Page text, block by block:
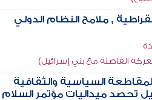
, ملامح النظام الدولي
الفاصلة مع بني إسرائيل)
المقاطعة السياسية والثقافية
تحصد ميداليات مؤتمر السلام